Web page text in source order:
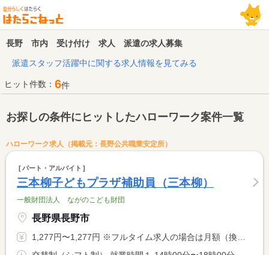
長野 市内 受け付け 求人 派遣の求人募集
派遣スタッフ活躍中に関する求人情報を見てみる
ヒット件数： 6件
お探しの条件にヒットしたハローワーク案件一覧
ハローワーク求人（掲載元：長野公共職業安定所）
パート・アルバイト
三本柳子どもプラザ補助員（三本柳）
一般財団法人 ながのこども財団
長野県長野市
1,277円〜1,277円 ※フルタイム求人の場合は月額（換算額）、パート求人の場合は時間額を表示しています。